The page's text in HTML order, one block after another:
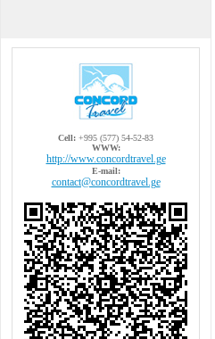
Cell: +995 (577) 54-52-83
WWW:
http://www.concordtravel.ge
E-mail:
contact@concordtravel.ge